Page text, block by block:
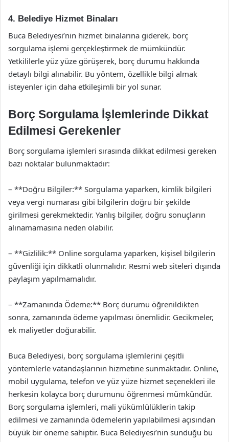
4. Belediye Hizmet Binaları
Buca Belediyesi’nin hizmet binalarına giderek, borç
sorgulama işlemi gerçekleştirmek de mümkündür.
Yetkililerle yüz yüze görüşerek, borç durumu hakkında
detaylı bilgi alınabilir. Bu yöntem, özellikle bilgi almak
isteyenler için daha etkileşimli bir yol sunar.
Borç Sorgulama İşlemlerinde Dikkat
Edilmesi Gerekenler
Borç sorgulama işlemleri sırasında dikkat edilmesi gereken
bazı noktalar bulunmaktadır:
– **Doğru Bilgiler:** Sorgulama yaparken, kimlik bilgileri
veya vergi numarası gibi bilgilerin doğru bir şekilde
girilmesi gerekmektedir. Yanlış bilgiler, doğru sonuçların
alınamamasına neden olabilir.
– **Gizlilik:** Online sorgulama yaparken, kişisel bilgilerin
güvenliği için dikkatli olunmalıdır. Resmi web siteleri dışında
paylaşım yapılmamalıdır.
– **Zamanında Ödeme:** Borç durumu öğrenildikten
sonra, zamanında ödeme yapılması önemlidir. Gecikmeler,
ek maliyetler doğurabilir.
Buca Belediyesi, borç sorgulama işlemlerini çeşitli
yöntemlerle vatandaşlarının hizmetine sunmaktadır. Online,
mobil uygulama, telefon ve yüz yüze hizmet seçenekleri ile
herkesin kolayca borç durumunu öğrenmesi mümkündür.
Borç sorgulama işlemleri, mali yükümlülüklerin takip
edilmesi ve zamanında ödemelerin yapılabilmesi açısından
büyük bir öneme sahiptir. Buca Belediyesi’nin sunduğu bu